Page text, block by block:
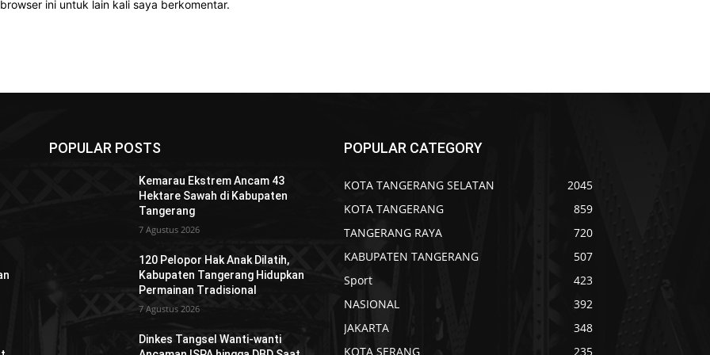
ini untuk lain kali saya berkomentar.
POPULAR POSTS
Kemarau Ekstrem Ancam 43
Hektare Sawah di Kabupaten
Tangerang
7 Agustus 2026
120 Pelopor Hak Anak Dilatih,
Kabupaten Tangerang Hidupkan
Permainan Tradisional
7 Agustus 2026
Dinkes Tangsel Wanti-wanti
POPULAR CATEGORY
KOTA TANGERANG SELATAN
2045
KOTA TANGERANG
859
TANGERANG RAYA
720
KABUPATEN TANGERANG
507
Sport
423
NASIONAL
392
JAKARTA
348
KOTA SERANG
235